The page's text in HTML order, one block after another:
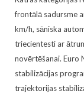
frontālā sadursme
km/h, sāniska
triecientesti ar
novērtēšanai. Euro
stabilizācijas
trajektorijas